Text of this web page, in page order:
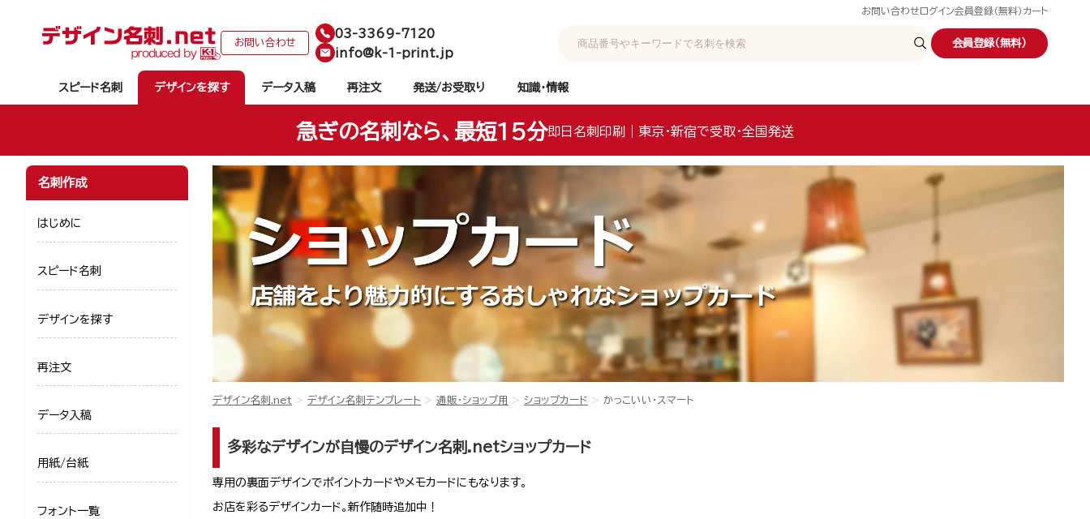
お問い合わせ ログイン会員登録（無料） カート
お問い合わせ
03-3369-7120
info@k-1-print.jp
会員登録（無料）
スピード名刺 デザインを探す データ入稿 再注文 発送/お受取り 知識・情報
急ぎの名刺なら、最短15分即日名刺印刷｜東京・新宿で受取・全国発送
デザイン名刺.net デザイン名刺テンプレート 通販・ショップ用 ショップカード かっこいい・スマート
多彩なデザインが自慢のデザイン名刺.netショップカード
専用の裏面デザインでポイントカードやメモカードにもなります。
お店を彩るデザインカード。新作随時追加中！
名刺作成
はじめに
スピード名刺
デザインを探す
再注文
データ入稿
用紙/台紙
フォント一覧